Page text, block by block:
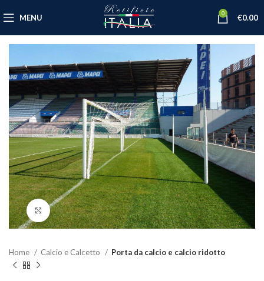
MENU 0 €0.00
Click to enlarge
Home Calcio e Calcetto Porta da calcio e calcio ridotto